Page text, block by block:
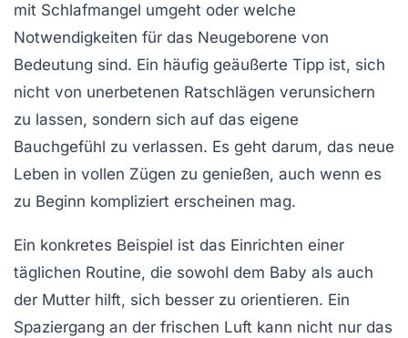
mit Schlafmangel umgeht oder welche
Notwendigkeiten für das Neugeborene von
Bedeutung sind. Ein häufig geäußerte Tipp ist, sich
nicht von unerbetenen Ratschlägen verunsichern
zu lassen, sondern sich auf das eigene
Bauchgefühl zu verlassen. Es geht darum, das neue
Leben in vollen Zügen zu genießen, auch wenn es
zu Beginn kompliziert erscheinen mag.
Ein konkretes Beispiel ist das Einrichten einer
täglichen Routine, die sowohl dem Baby als auch
der Mutter hilft, sich besser zu orientieren. Ein
Spaziergang an der frischen Luft kann nicht nur das